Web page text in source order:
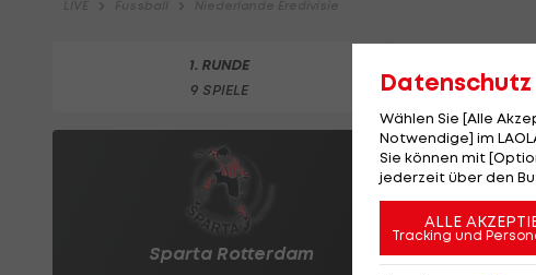
Datenschutz
Wählen Sie [Alle
Notwendige] im
Sie können mit
jederzeit über den
ALLE
Tracking und